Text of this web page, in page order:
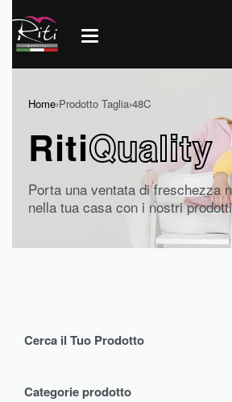
Home›Prodotto Taglia›48C
RitiQuality
Porta una ventata di freschezza
nella tua casa con i nostri
Cerca il Tuo Prodotto
Categorie prodotto